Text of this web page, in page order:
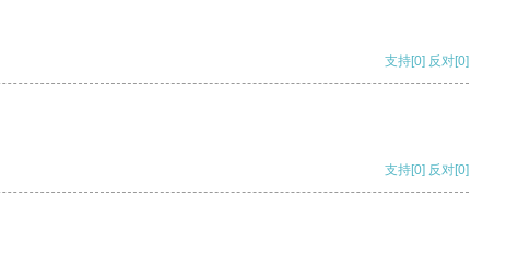
支持[0] 反对[0]
支持[0] 反对[0]